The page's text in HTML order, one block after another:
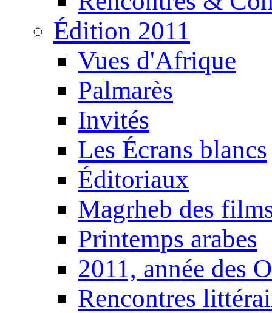
Édition 2011
Vues d'Afrique
Palmarès
Invités
Les Écrans blancs
Éditoriaux
Magrheb des
Printemps arabes
2011, année des
Rencontres